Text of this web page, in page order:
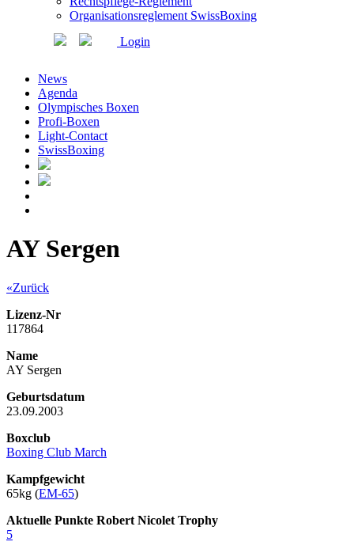
Organisationsreglement SwissBoxing
Login
News
Agenda
Olympisches Boxen
Profi-Boxen
Light-Contact
SwissBoxing
AY Sergen
«Zurück
Lizenz-Nr
117864
Name
AY Sergen
Geburtsdatum
23.09.2003
Boxclub
Boxing Club March
Kampfgewicht
65kg (EM-65)
Aktuelle Punkte Robert Nicolet Trophy
5